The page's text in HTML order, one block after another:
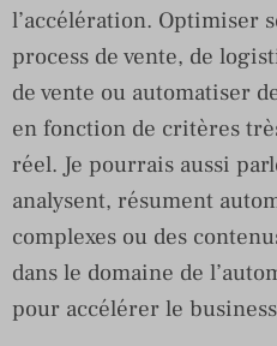
l’accélération. Optimiser
process de vente, de
de vente ou automatiser
en fonction de critères
réel. Je pourrais aussi
analysent, résument
complexes ou des
dans le domaine de
pour accélérer le